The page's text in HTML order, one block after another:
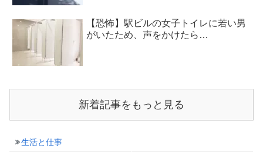
【恐怖】駅ビルの女子トイレに若い男
がいたため、声をかけたら…
新着記事をもっと見る
生活と仕事